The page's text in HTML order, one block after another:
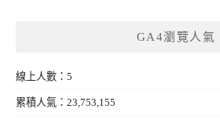
GA4瀏覽人氣
線上人數：5
累積人氣：23,753,155